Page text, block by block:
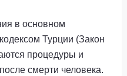
в основном
Турции (Закон
процедуры и
смерти человека.